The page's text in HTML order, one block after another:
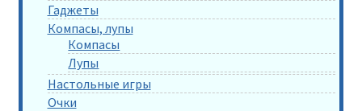
Гаджеты
Компасы, лупы
Компасы
Лупы
Настольные игры
Очки